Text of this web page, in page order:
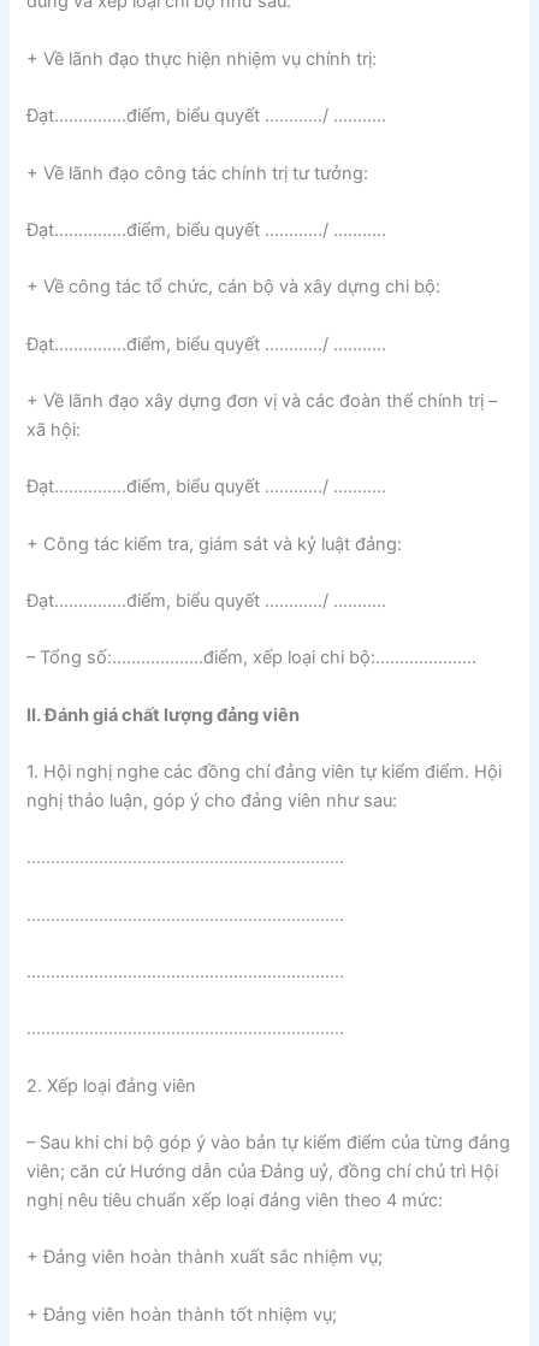
+ Về lãnh đạo thực hiện nhiệm vụ chính trị:
Đạt……………điểm, biểu quyết …………/ ………..
+ Về lãnh đạo công tác chính trị tư tưởng:
Đạt……………điểm, biểu quyết …………/ ………..
+ Về công tác tổ chức, cán bộ và xây dựng chi bộ:
Đạt……………điểm, biểu quyết …………/ ………..
+ Về lãnh đạo xây dựng đơn vị và các đoàn thể chính trị –
xã hội:
Đạt……………điểm, biểu quyết …………/ ………..
+ Công tác kiểm tra, giám sát và kỷ luật đảng:
Đạt……………điểm, biểu quyết …………/ ………..
– Tổng số:……………….điểm, xếp loại chi bộ:…………………
II. Đánh giá chất lượng đảng viên
1. Hội nghị nghe các đồng chí đảng viên tự kiểm điểm. Hội
nghị thảo luận, góp ý cho đảng viên như sau:
…………………………………………………………
…………………………………………………………
…………………………………………………………
…………………………………………………………
2. Xếp loại đảng viên
– Sau khi chi bộ góp ý vào bản tự kiểm điểm của từng đảng
viên; căn cứ Hướng dẫn của Đảng uỷ, đồng chí chủ trì Hội
nghị nêu tiêu chuẩn xếp loại đảng viên theo 4 mức:
+ Đảng viên hoàn thành xuất sắc nhiệm vụ;
+ Đảng viên hoàn thành tốt nhiệm vụ;